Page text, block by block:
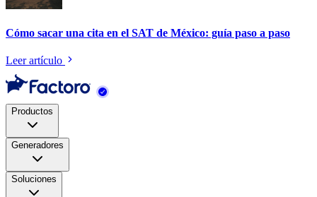
Cómo sacar una cita en el SAT de México: guía paso a paso
Leer artículo
Productos
Generadores
Soluciones